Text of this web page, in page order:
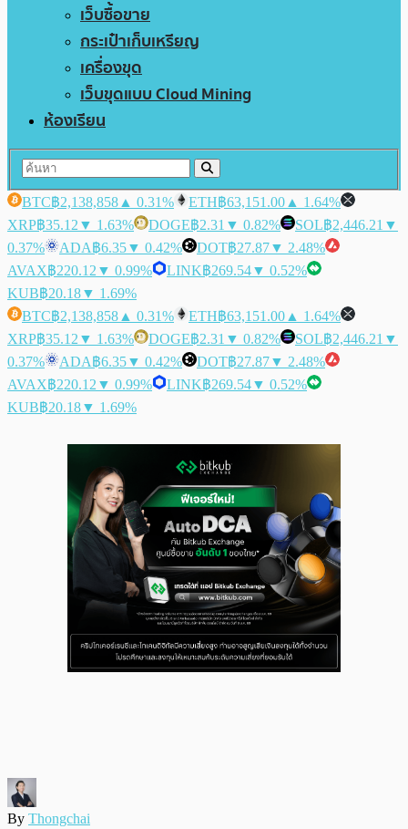
เว็บซื้อขาย
กระเป๋าเก็บเหรียญ
เครื่องขุด
เว็บขุดแบบ Cloud Mining
ห้องเรียน
BTC฿2,138,858 ▲ 0.31% ETH฿63,151.00 ▲ 1.64%
XRP฿35.12 ▼ 1.63% DOGE฿2.31 ▼ 0.82% SOL฿2,446.21 ▼
0.37%
ADA฿6.35▼ 0.42% DOT฿27.87▼ 2.48%
AVAX฿220.12 ▼ 0.99% LINK฿269.54▼ 0.52%
KUB฿20.18▼ 1.69%
BTC฿2,138,858 ▲ 0.31% ETH฿63,151.00 ▲ 1.64%
XRP฿35.12 ▼ 1.63% DOGE฿2.31 ▼ 0.82% SOL฿2,446.21 ▼
0.37%
ADA฿6.35▼ 0.42% DOT฿27.87▼ 2.48%
AVAX฿220.12 ▼ 0.99% LINK฿269.54▼ 0.52%
KUB฿20.18▼ 1.69%
By Thongchai